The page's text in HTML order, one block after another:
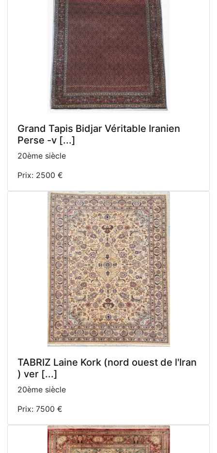
Grand Tapis Bidjar Véritable Iranien
Perse -v [...]
20ème siècle
Prix: 2500 €
TABRIZ Laine Kork (nord ouest de l'Iran
) ver [...]
20ème siècle
Prix: 7500 €